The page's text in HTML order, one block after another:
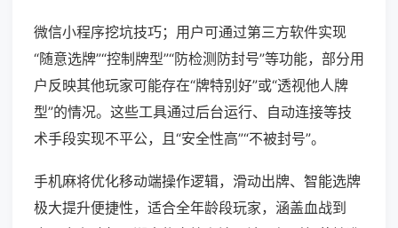
微信小程序挖坑技巧；用户可通过第三方软件实现
“随意选牌”“控制牌型”“防检测防封号”等功能，部分用
户反映其他玩家可能存在“牌特别好”或“透视他人牌
型”的情况。这些工具通过后台运行、自动连接等技
术手段实现不平公，且“安全性高”“不被封号”。
手机麻将优化移动端操作逻辑，滑动出牌、智能选牌
极大提升便捷性，适合全年龄段玩家，涵盖血战到